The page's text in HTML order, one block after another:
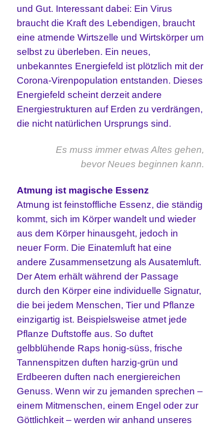
und Gut. Interessant dabei: Ein Virus
braucht die Kraft des Lebendigen, braucht
eine atmende Wirtszelle und Wirtskörper um
selbst zu überleben. Ein neues,
unbekanntes Energiefeld ist plötzlich mit der
Corona-Virenpopulation entstanden. Dieses
Energiefeld scheint derzeit andere
Energiestrukturen auf Erden zu verdrängen,
die nicht natürlichen Ursprungs sind.
Es muss immer etwas Altes gehen,
bevor Neues beginnen kann.
Atmung ist magische Essenz
Atmung ist feinstoffliche Essenz, die ständig
kommt, sich im Körper wandelt und wieder
aus dem Körper hinausgeht, jedoch in
neuer Form. Die Einatemluft hat eine
andere Zusammensetzung als Ausatemluft.
Der Atem erhält während der Passage
durch den Körper eine individuelle Signatur,
die bei jedem Menschen, Tier und Pflanze
einzigartig ist. Beispielsweise atmet jede
Pflanze Duftstoffe aus. So duftet
gelbblühende Raps honig-süss, frische
Tannenspitzen duften harzig-grün und
Erdbeeren duften nach energiereichen
Genuss. Wenn wir zu jemanden sprechen –
einem Mitmenschen, einem Engel oder zur
Göttlichkeit – werden wir anhand unseres